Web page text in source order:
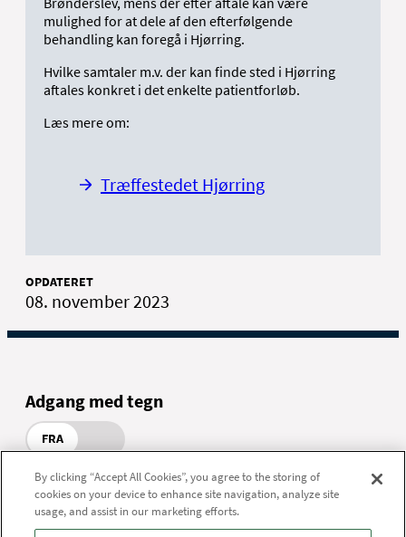
mulighed for at dele af den efterfølgende
behandling kan foregå i Hjørring.
Hvilke samtaler m.v. der kan finde sted i Hjørring
aftales konkret i det enkelte patientforløb.
Læs mere om:
Træffestedet Hjørring
OPDATERET
08. november 2023
Adgang med tegn
FRA
By clicking “Accept All Cookies”, you agree to the storing of
cookies on your device to enhance site navigation, analyze site
usage, and assist in our marketing efforts.